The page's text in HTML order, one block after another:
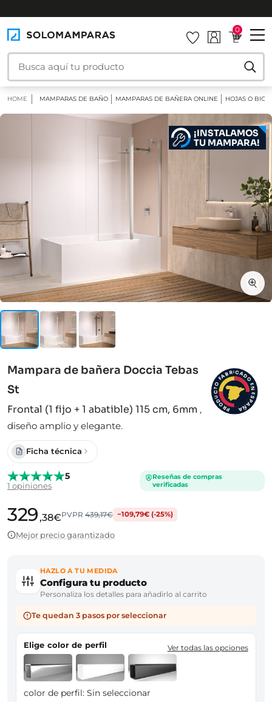
0
HOME MAMPARAS DE BAÑO MAMPARAS DE BAÑERA ONLINE HOJAS O
¡INSTALAMOS
TU MAMPARA!
Mampara de bañera Doccia Tebas
St
Frontal (1 fijo + 1 abatible) 115 cm, 6mm ,
diseño amplio y elegante.
P
R
O
D
U
C
T
O
FABRICADO
E
N
E
S
P
A
Ñ
A
Ficha técnica
5
1 opiniones
Reseñas de compras
verificadas
329,38€PVPR439,17€ −109,79€ (-25%)
Mejor precio garantizado
HAZLO A TU MEDIDA
Configura tu producto
Personaliza los detalles para añadirlo al carrito
Te quedan 3 pasos por seleccionar
Elige color de perfil Ver todas las opciones
color de perfil: Sin seleccionar